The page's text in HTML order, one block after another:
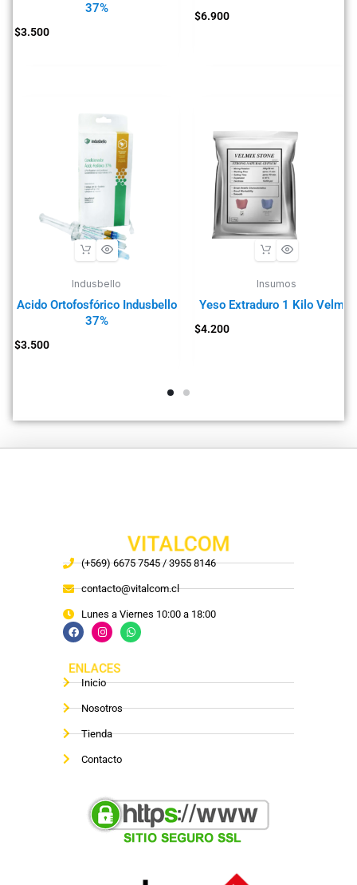
37%
$3.500
$6.900
Indusbello
Acido Ortofosfórico Indusbello
37%
$3.500
Insumos
Yeso Extraduro 1 Kilo Velmix
$4.200
VITALCOM
(+569) 6675 7545 / 3955 8146
contacto@vitalcom.cl
Lunes a Viernes 10:00 a 18:00
ENLACES
Inicio
Nosotros
Tienda
Contacto